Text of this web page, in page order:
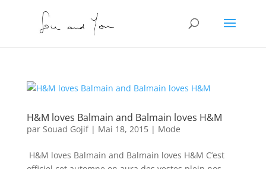
H&M loves Balmain and Balmain loves H&M
par Souad Gojif| Mai 18, 2015| Mode
H&M loves Balmain and Balmain loves H&M C’est